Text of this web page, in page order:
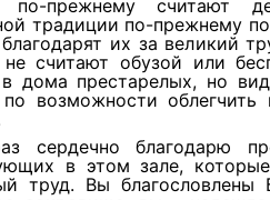
по-прежнему считают
традиции по-прежнему
их за великий
не считают обузой или
в дома престарелых, но
по возможности
сердечно благодарю
в этом зале,
труд. Вы